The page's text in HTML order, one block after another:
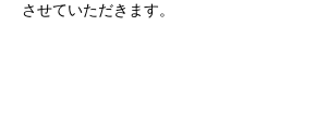
させていただきます。